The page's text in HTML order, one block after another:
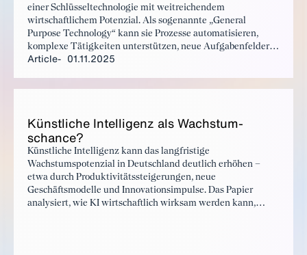
einer Schlüsseltechnologie mit weitreichendem
wirtschaftlichem Potenzial. Als sogenannte „General
Purpose Technology“ kann sie Prozesse automatisieren,
komplexe Tätigkeiten unterstützen, neue Aufgabenfelder
schaffen und Forschung beschleunigen. Erste Studien zeigen
Article 01.11.2025
Kün­stliche In­tel­li­genz als Wach­s­tum­
schance?
Künstliche Intelligenz kann das langfristige
Wachstumspotenzial in Deutschland deutlich erhöhen –
etwa durch Produktivitätssteigerungen, neue
Geschäftsmodelle und Innovationsimpulse. Das Papier
analysiert, wie KI wirtschaftlich wirksam werden kann,